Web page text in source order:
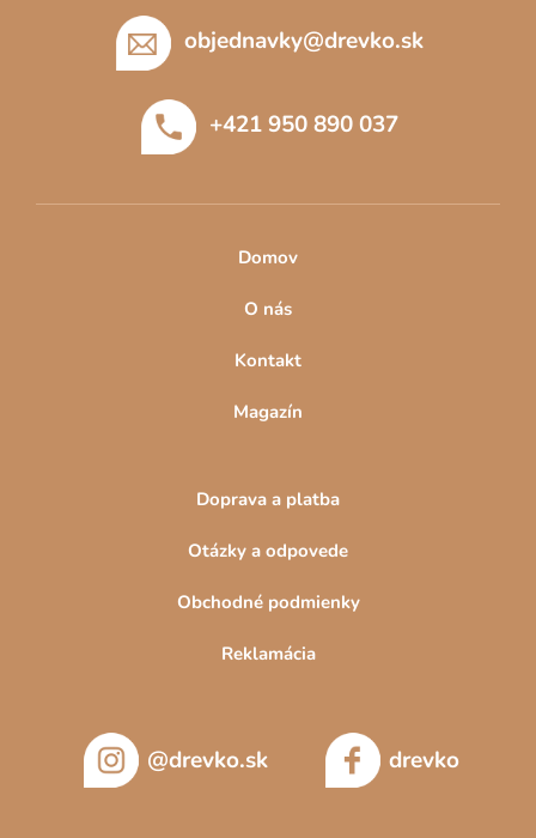
objednavky@drevko.sk
+421 950 890 037
Domov
O nás
Kontakt
Magazín
Doprava a platba
Otázky a odpovede
Obchodné podmienky
Reklamácia
@drevko.sk drevko